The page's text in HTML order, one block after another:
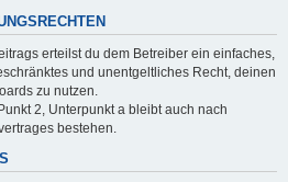
erteilst du dem Betreiber ein einfaches,
und unentgeltliches Recht, deinen
zu nutzen.
2, Unterpunkt a bleibt auch nach
bestehen.